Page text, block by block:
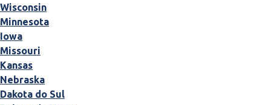
Wisconsin
Minnesota
Iowa
Missouri
Kansas
Nebraska
Dakota do Sul